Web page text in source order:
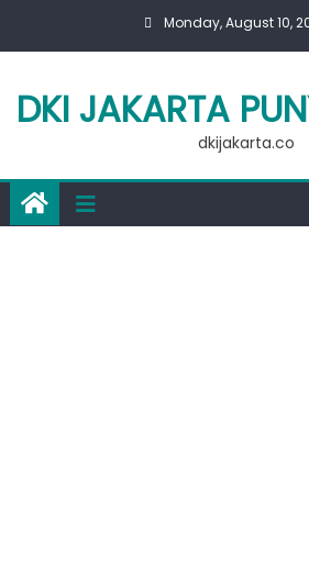
Monday, August 10,
DKI JAKARTA
dkijakarta.co